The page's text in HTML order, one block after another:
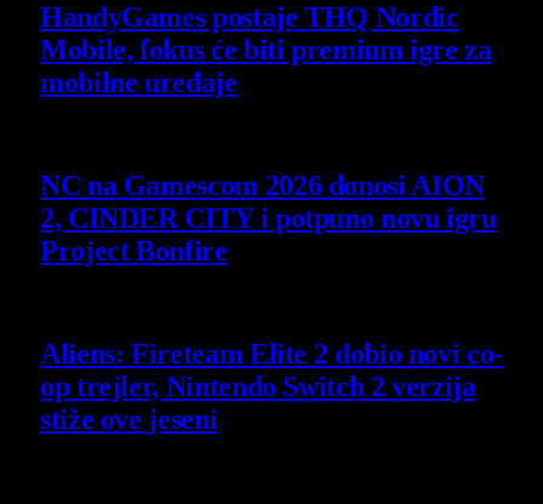
HandyGames postaje THQ Nordic
Mobile, fokus će biti premium igre za
mobilne uređaje
NC na Gamescom 2026 donosi AION
2, CINDER CITY i potpuno novu igru
Project Bonfire
Aliens: Fireteam Elite 2 dobio novi co-
op trejler, Nintendo Switch 2 verzija
stiže ove jeseni